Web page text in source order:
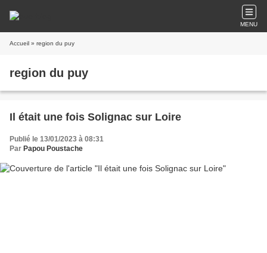
MENU
Accueil » region du puy
region du puy
Il était une fois Solignac sur Loire
Publié le 13/01/2023 à 08:31
Par Papou Poustache